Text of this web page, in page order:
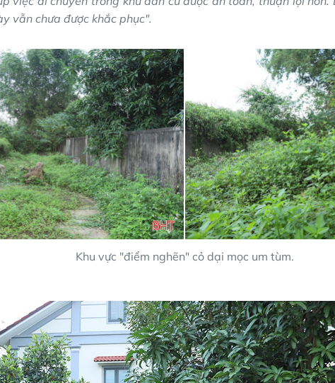
vẫn chưa được khắc phục".
Khu vực "điểm nghẽn" cỏ dại mọc um tùm.